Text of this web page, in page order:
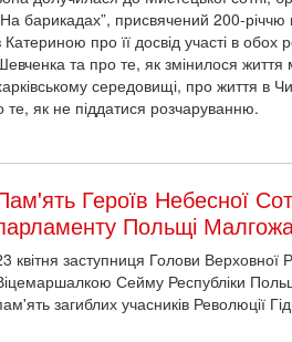
барикадах”, присвячений 200-
Катериною про її досвід участі в обох
та про те, як змінилося
середовищі, про життя в
те, як не піддатися розчаруванню.
Героїв Небесної
Польщі
квітня заступниця Голови
Сейму Республіки
загиблих учасників Революції